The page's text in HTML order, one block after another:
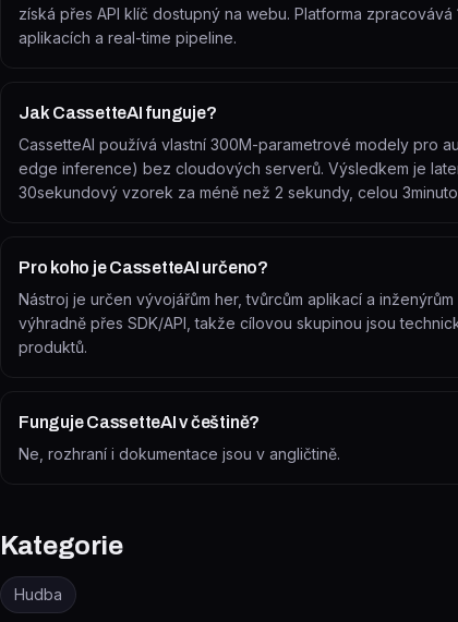
získá přes API klíč dostupný na webu. Platforma
aplikacích a real-time pipeline.
Jak CassetteAI funguje?
CassetteAI používá vlastní 300M-parametrové modely pro
edge inference) bez cloudových serverů. Výsledkem je
30sekundový vzorek za méně než 2 sekundy, celou
Pro koho je CassetteAI určeno?
Nástroj je určen vývojářům her, tvůrcům aplikací a
výhradně přes SDK/API, takže cílovou skupinou jsou
produktů.
Funguje CassetteAI v češtině?
Ne, rozhraní i dokumentace jsou v angličtině.
Kategorie
Hudba